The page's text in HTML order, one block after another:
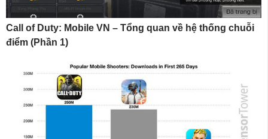
Call of Duty: Mobile VN – Tổng quan về hệ thống chuỗi
điểm (Phần 1)